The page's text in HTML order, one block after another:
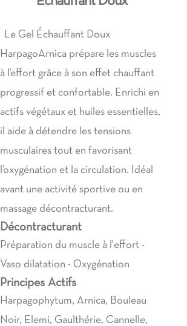
Le Gel Échauffant Doux
HarpagoArnica prépare les muscles
à l’effort grâce à son effet chauffant
progressif et confortable. Enrichi en
actifs végétaux et huiles essentielles,
il aide à détendre les tensions
musculaires tout en favorisant
l’oxygénation et la circulation. Idéal
avant une activité sportive ou en
massage décontracturant.
Décontracturant
Préparation du muscle à l'effort -
Vaso dilatation - Oxygénation
Principes Actifs
Harpagophytum, Arnica, Bouleau
Noir, Elemi, Gaulthérie, Cannelle,